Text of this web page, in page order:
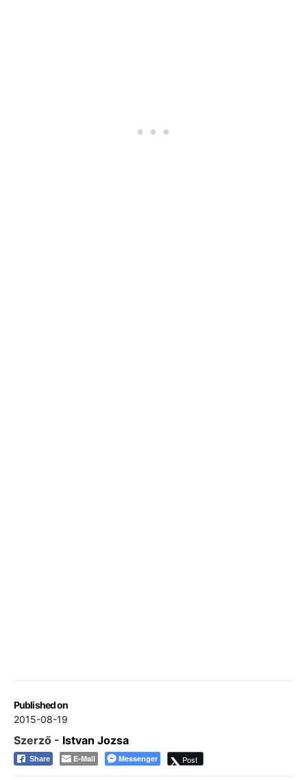
Published on
2015-08-19
Szerző - Istvan Jozsa
Share E-Mail Messenger Post